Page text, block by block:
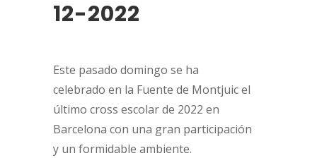
12-2022
Este pasado domingo se ha
celebrado en la Fuente de Montjuic el
último cross escolar de 2022 en
Barcelona con una gran participación
y un formidable ambiente.